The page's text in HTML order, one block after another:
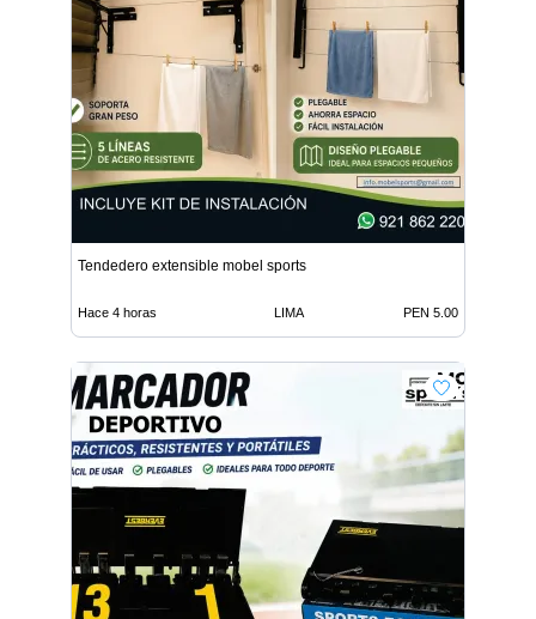
Tendedero extensible mobel sports
Hace 4 horas LIMA PEN 5.00